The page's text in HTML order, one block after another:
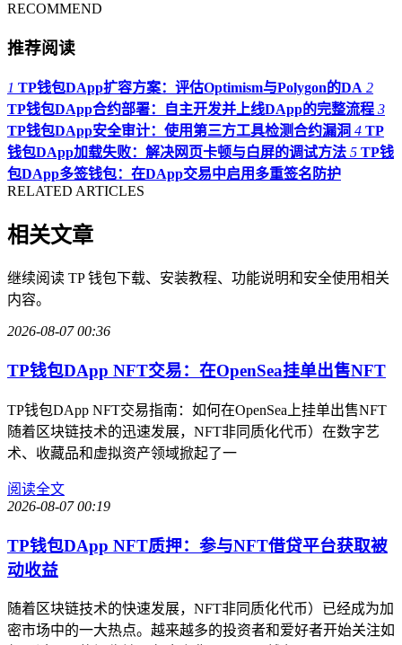
RECOMMEND
推荐阅读
1 TP钱包DApp扩容方案：评估Optimism与Polygon的DA 2
TP钱包DApp合约部署：自主开发并上线DApp的完整流程 3
TP钱包DApp安全审计：使用第三方工具检测合约漏洞 4 TP
钱包DApp加载失败：解决网页卡顿与白屏的调试方法 5 TP钱
包DApp多签钱包：在DApp交易中启用多重签名防护
RELATED ARTICLES
相关文章
继续阅读 TP 钱包下载、安装教程、功能说明和安全使用相关
内容。
2026-08-07 00:36
TP钱包DApp NFT交易：在OpenSea挂单出售NFT
TP钱包DApp NFT交易指南：如何在OpenSea上挂单出售NFT
随着区块链技术的迅速发展，NFT非同质化代币）在数字艺
术、收藏品和虚拟资产领域掀起了一
阅读全文
2026-08-07 00:19
TP钱包DApp NFT质押：参与NFT借贷平台获取被
动收益
随着区块链技术的快速发展，NFT非同质化代币）已经成为加
密市场中的一大热点。越来越多的投资者和爱好者开始关注如